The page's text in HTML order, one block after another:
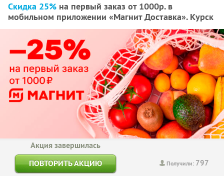
Скидка 25% на первый заказ от 1000р. в
мобильном приложении «Магнит Доставка». Курск
Получили: 797
Акция завершилась
ПОВТОРИТЬ АКЦИЮ